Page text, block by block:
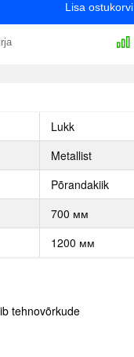
Lisa ostukorvi
Lukk
Metallist
Põrandakiik
700 мм
1200 мм
tehnovõrkude